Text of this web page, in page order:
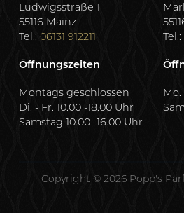
Ludwigsstraße 1
55116 Mainz
Tel.: 06131 912211
Öffnungszeiten
Montags geschlossen
Di. - Fr. 10.00 -18.00 Uhr
Samstag 10.00 -16.00 Uhr
Tel.:
Mo.
Copyright © 2026 Popp's